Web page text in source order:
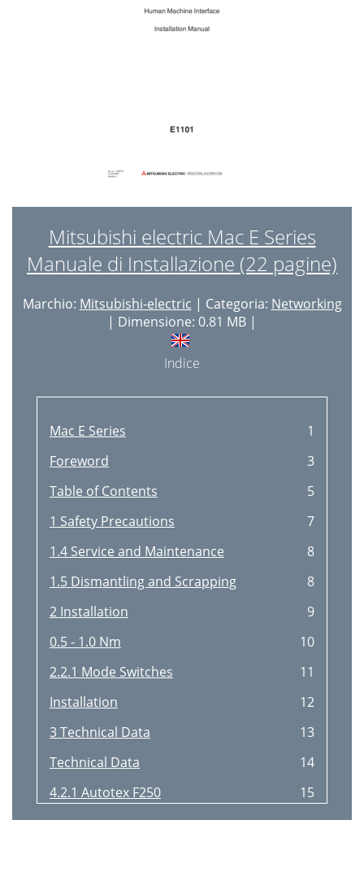
Mitsubishi electric Mac E Series
Manuale di Installazione (22 pagine)
Marchio: Mitsubishi-electric | Categoria: Networking
| Dimensione: 0.81 MB |
Indice
Mac E Series
1
Foreword
3
Table of Contents
5
1 Safety Precautions
7
1.4 Service and Maintenance
8
1.5 Dismantling and Scrapping
8
2 Installation
9
0.5 - 1.0 Nm
10
2.2.1 Mode Switches
11
Installation
12
3 Technical Data
13
Technical Data
14
4.2.1 Autotex F250
15
4.2.2 Touch Screen Surface
16